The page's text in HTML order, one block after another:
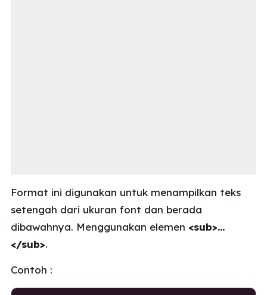
Format ini digunakan untuk menampilkan teks
setengah dari ukuran font dan berada
dibawahnya. Menggunakan elemen <sub>…
</sub>.
Contoh :